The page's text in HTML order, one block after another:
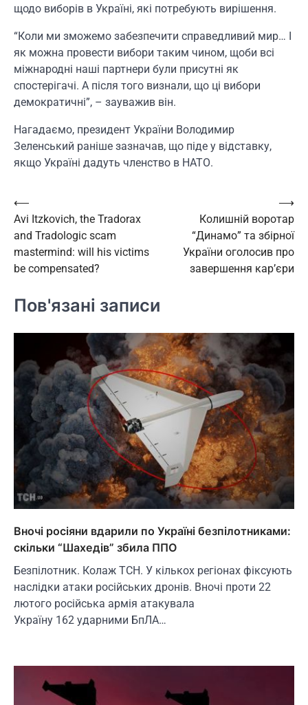
щодо виборів в Україні, які потребують вирішення.
“Коли ми зможемо забезпечити справедливий мир… І
як можна провести вибори таким чином, щоби всі
міжнародні наші партнери були присутні як
спостерігачі. А після того визнали, що ці вибори
демократичні”, – зауважив він.
Нагадаємо, президент України Володимир
Зеленський раніше зазначав, що піде у відставку,
якщо Україні дадуть членство в НАТО.
Навігація
записів
⟵
Avi Itzkovich, the Tradorax
and Tradologic scam
mastermind: will his victims
be compensated?
Колишній воротар
“Динамо” та збірної
України оголосив про
завершення кар’єри
⟶
Пов'язані записи
Вночі росіяни вдарили по Україні безпілотниками:
скільки “Шахедів” збила ППО
Безпілотник. Колаж ТСН. У кількох регіонах фіксують
наслідки атаки російських дронів. Вночі проти 22
лютого російська армія атакувала
Україну 162 ударними БпЛА…